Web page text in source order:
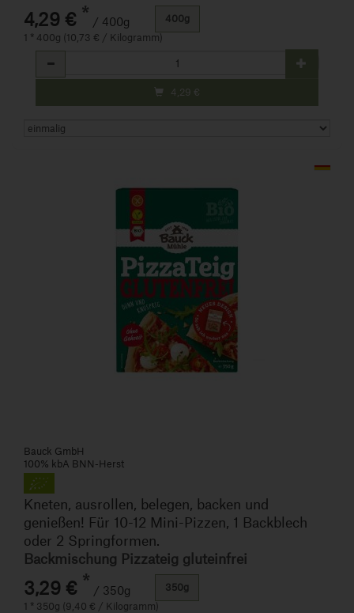
4,29 € * / 400g
1 * 400g (10,73 € / Kilogramm)
400g
Anzahl
4,29 €
Bauck GmbH
100% kbA BNN-Herst
Kneten, ausrollen, belegen, backen und
genießen! Für 10-12 Mini-Pizzen, 1 Backblech
oder 2 Springformen.
Backmischung Pizzateig gluteinfrei
3,29 € * / 350g
1 * 350g (9,40 € / Kilogramm)
350g